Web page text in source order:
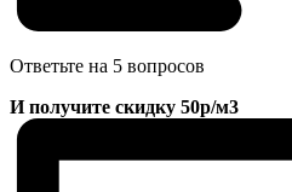
Ответьте на 5 вопросов
И получите скидку 50р/м3